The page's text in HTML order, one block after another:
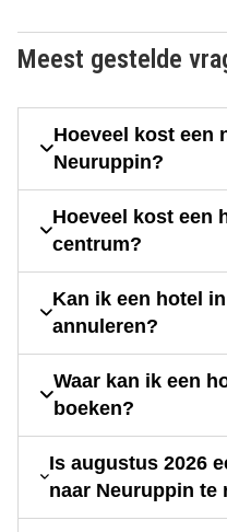
Meest gestelde
Hoeveel kost een
Neuruppin?
Hoeveel kost een
centrum?
Kan ik een hotel
annuleren?
Waar kan ik een
boeken?
Is augustus 2026
naar Neuruppin te